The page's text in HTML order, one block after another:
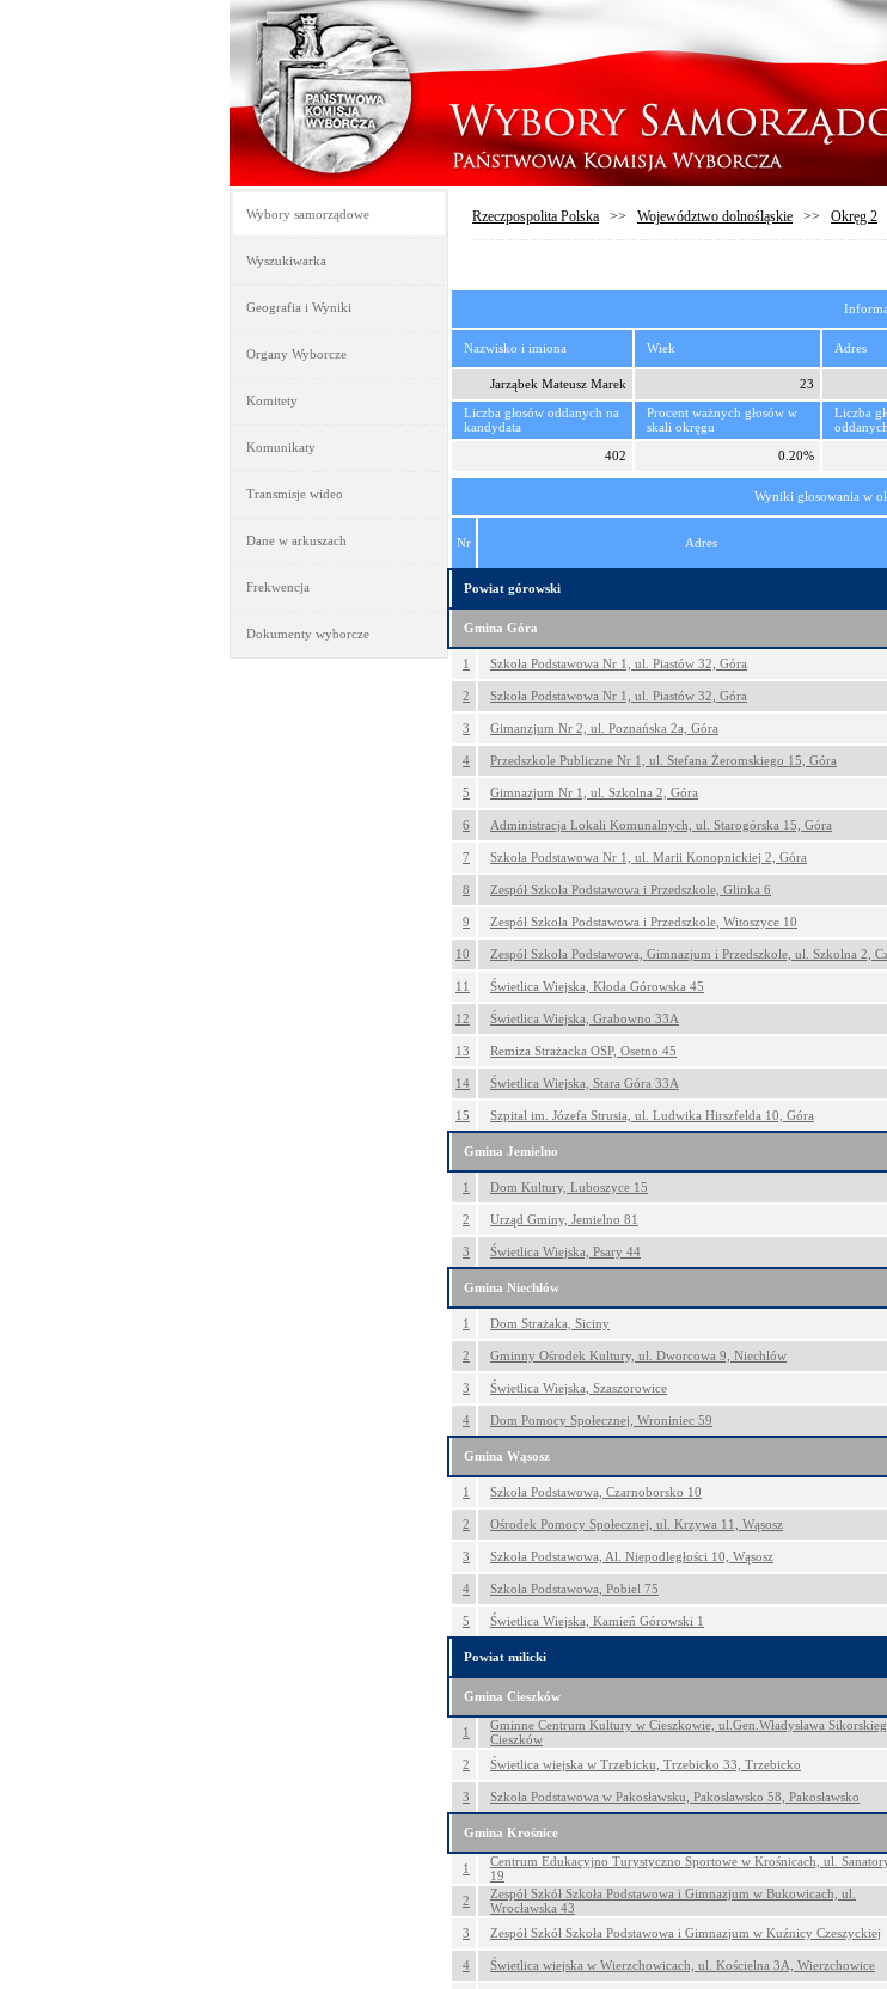
Wybory samorządowe
Wyszukiwarka
Geografia i Wyniki
Organy Wyborcze
Komitety
Komunikaty
Transmisje wideo
Dane w arkuszach
Frekwencja
Dokumenty wyborcze
Rzeczpospolita Polska >> Województwo dolnośląskie >> Okręg 2
Nazwisko i imiona Wiek Adres
Jarząbek Mateusz Marek
23
Liczba głosów oddanych na
kandydata
Procent ważnych głosów w
skali okręgu
Liczba
402 0.20%
Wyniki głosowania w
Nr Adres
Powiat górowski
Gmina Góra
1 Szkoła Podstawowa Nr 1, ul. Piastów 32, Góra
2 Szkoła Podstawowa Nr 1, ul. Piastów 32, Góra
3 Gimanzjum Nr 2, ul. Poznańska 2a, Góra
4 Przedszkole Publiczne Nr 1, ul. Stefana Żeromskiego 15, Góra
5 Gimnazjum Nr 1, ul. Szkolna 2, Góra
6 Administracja Lokali Komunalnych, ul. Starogórska 15, Góra
7 Szkoła Podstawowa Nr 1, ul. Marii Konopnickiej 2, Góra
8 Zespół Szkoła Podstawowa i Przedszkole, Glinka 6
9 Zespół Szkoła Podstawowa i Przedszkole, Witoszyce 10
10 Zespół Szkoła Podstawowa, Gimnazjum i Przedszkole, ul. Szkolna 2,
11 Świetlica Wiejska, Kłoda Górowska 45
12 Świetlica Wiejska, Grabowno 33A
13 Remiza Strażacka OSP, Osetno 45
14 Świetlica Wiejska, Stara Góra 33A
15 Szpital im. Józefa Strusia, ul. Ludwika Hirszfelda 10, Góra
Gmina Jemielno
1 Dom Kultury, Luboszyce 15
2 Urząd Gminy, Jemielno 81
3 Świetlica Wiejska, Psary 44
Gmina Niechlów
1 Dom Strażaka, Siciny
2 Gminny Ośrodek Kultury, ul. Dworcowa 9, Niechlów
3 Świetlica Wiejska, Szaszorowice
4 Dom Pomocy Społecznej, Wroniniec 59
Gmina Wąsosz
1 Szkoła Podstawowa, Czarnoborsko 10
2 Ośrodek Pomocy Społecznej, ul. Krzywa 11, Wąsosz
3 Szkoła Podstawowa, Al. Niepodległości 10, Wąsosz
4 Szkoła Podstawowa, Pobiel 75
5 Świetlica Wiejska, Kamień Górowski 1
Powiat milicki
Gmina Cieszków
1
Gminne Centrum Kultury w Cieszkowie, ul.Gen.Władysława
Cieszków
2 Świetlica wiejska w Trzebicku, Trzebicko 33, Trzebicko
3 Szkoła Podstawowa w Pakosławsku, Pakosławsko 58, Pakosławsko
Gmina Krośnice
1
Centrum Edukacyjno Turystyczno Sportowe w Krośnicach, ul.
19
2
Zespół Szkół Szkoła Podstawowa i Gimnazjum w Bukowicach, ul.
Wrocławska 43
3 Zespół Szkół Szkoła Podstawowa i Gimnazjum w Kuźnicy Czeszyckiej
4 Świetlica wiejska w Wierzchowicach, ul. Kościelna 3A, Wierzchowice